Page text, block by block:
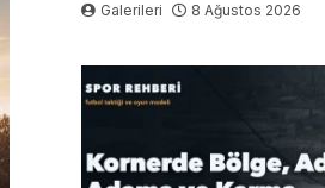
Galerileri 8 Ağustos 2026